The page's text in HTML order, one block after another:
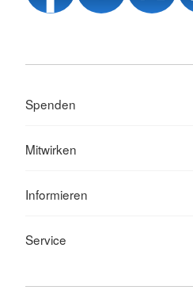
Spenden
Mitwirken
Informieren
Service